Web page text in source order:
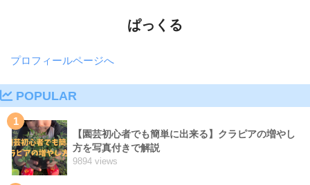
ぱっくる
プロフィールページへ
POPULAR
1
【園芸初心者でも簡単に出来る】クラピアの増やし
方を写真付きで解説
9894 views